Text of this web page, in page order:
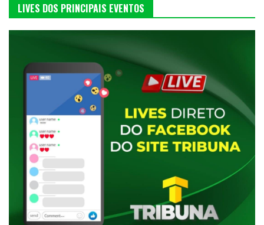
LIVES DOS PRINCIPAIS EVENTOS